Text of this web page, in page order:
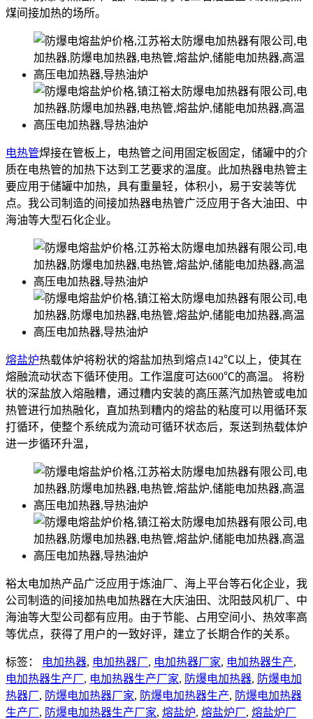
煤间接加热的场所。
电热管焊接在管板上，电热管之间用固定板固定，储罐中的介
质在电热管的加热下达到工艺要求的温度。此加热器电热管主
要应用于储罐中加热，具有重量轻，体积小，易于安装等优
点。我公司制造的间接加热器电热管广泛应用于各大油田、中
海油等大型石化企业。
熔盐炉热载体炉将粉状的熔盐加热到熔点142℃以上，使其在
熔融流动状态下循环使用。工作温度可达600℃的高温。 将粉
状的深盐放入熔融糟，通过糟内安装的高压蒸汽加热管或电加
热管进行加热融化，直加热到糟内的熔盐的粘度可以用循环泵
打循环，使整个系统成为流动可循环状态后，泵送到热载体炉
进一步循环升温，
裕太电加热产品广泛应用于炼油厂、海上平台等石化企业，我
公司制造的间接加热电加热器在大庆油田、沈阳鼓风机厂、中
海油等大型公司都有应用。由于节能、占用空间小、热效率高
等优点，获得了用户的一致好评，建立了长期合作的关系。
标签： 电加热器, 电加热器厂, 电加热器厂家, 电加热器生产,
电加热器生产厂, 电加热器生产厂家, 防爆电加热器, 防爆电加
热器厂, 防爆电加热器厂家, 防爆电加热器生产, 防爆电加热器
生产厂, 防爆电加热器生产厂家, 熔盐炉, 熔盐炉厂, 熔盐炉厂